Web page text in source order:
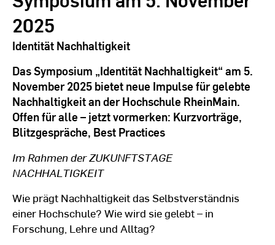
2025
Identität Nachhaltigkeit
Das Symposium „Identität Nachhaltigkeit“ am 5.
November 2025 bietet neue Impulse für gelebte
Nachhaltigkeit an der Hochschule RheinMain.
Offen für alle – jetzt vormerken: Kurzvorträge,
Blitzgespräche, Best Practices
Im Rahmen der ZUKUNFTSTAGE
NACHHALTIGKEIT
Wie prägt Nachhaltigkeit das Selbstverständnis
einer Hochschule? Wie wird sie gelebt – in
Forschung, Lehre und Alltag?